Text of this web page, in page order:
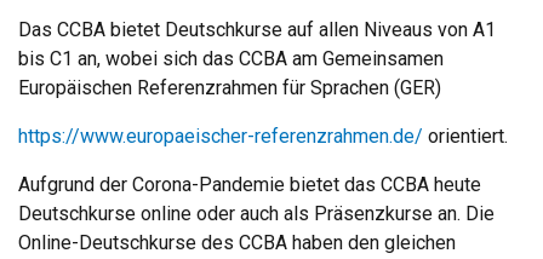
Das CCBA bietet Deutschkurse auf allen Niveaus von A1
bis C1 an, wobei sich das CCBA am Gemeinsamen
Europäischen Referenzrahmen für Sprachen (GER)
https://www.europaeischer-referenzrahmen.de/ orientiert.
Aufgrund der Corona-Pandemie bietet das CCBA heute
Deutschkurse online oder auch als Präsenzkurse an. Die
Online-Deutschkurse des CCBA haben den gleichen